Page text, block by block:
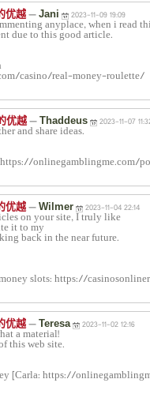
优越— Jani 2023-11-09 19:09
anyplace, when i read
due to this good article.
casino/real-money-roulette/
优越— Thaddeus 2023-11-07
and share ideas.
https://onlinegamblingme.com/
优越— Wilmer 2023-11-04 22:14
on your site, I truly like
it to my
back in the near future.
slots: https://
优越— Teresa 2023-11-02 12:16
a material!
this web site.
[Carla: https://